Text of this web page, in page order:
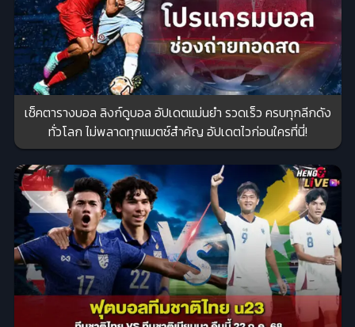
เช็คตารางบอล ลิงก์ดูบอล อัปเดตแม่นยำ รวดเร็ว ครบทุกลีกดัง
ทั่วโลก ไม่พลาดทุกแมตช์สำคัญ อัปเดตไวก่อนใครที่นี่!